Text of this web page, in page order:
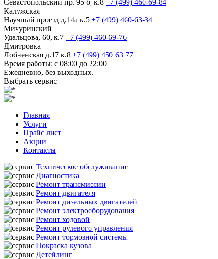
Севастопольский пр. 95 б, к.8 +7 (499) 460-69-84
Калужская
Научный проезд д.14а к.5 +7 (499) 460-63-34
Мичуринский
Удальцова, 60, к.7 +7 (499) 460-69-76
Дмитровка
Лобненская д.17 к.8 +7 (499) 450-63-77
Время работы: с 08:00 до 22:00
Ежедневно, без выходных.
Выбрать сервис
Главная
Услуги
Прайс лист
Акции
Контакты
Техническое обслуживание
Диагностика
Ремонт трансмиссии
Ремонт двигателя
Ремонт дизельных двигателей
Ремонт электрооборудования
Ремонт ходовой
Ремонт рулевого управления
Ремонт тормозной системы
Покраска кузова
Детейлинг